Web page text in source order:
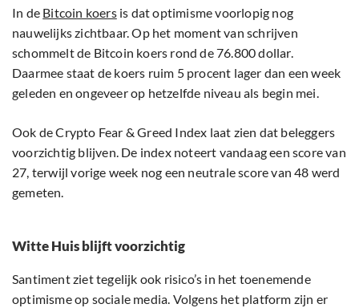
In de Bitcoin koersis dat optimisme voorlopig nog
nauwelijks zichtbaar. Op het moment van schrijven
schommelt de Bitcoin koers rond de 76.800 dollar.
Daarmee staat de koers ruim 5 procent lager dan een week
geleden en ongeveer op hetzelfde niveau als begin mei.
Ook de Crypto Fear & Greed Index laat zien dat beleggers
voorzichtig blijven. De index noteert vandaag een score van
27, terwijl vorige week nog een neutrale score van 48 werd
gemeten.
Witte Huis blijft voorzichtig
Santiment ziet tegelijk ook risico’s in het toenemende
optimisme op sociale media. Volgens het platform zijn er